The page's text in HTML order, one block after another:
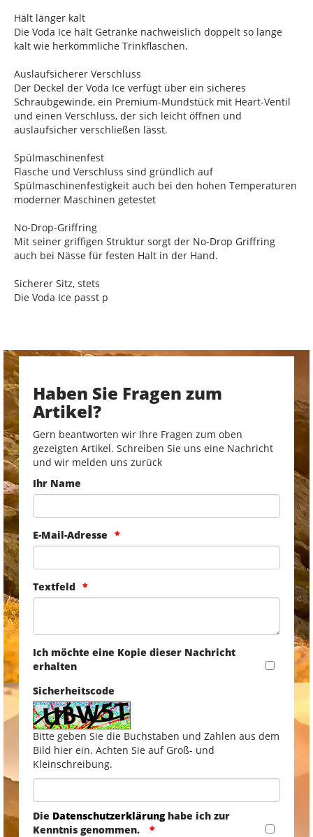
Hält länger kalt
Die Voda Ice hält Getränke nachweislich doppelt so lange
kalt wie herkömmliche Trinkflaschen.
Auslaufsicherer Verschluss
Der Deckel der Voda Ice verfügt über ein sicheres
Schraubgewinde, ein Premium-Mundstück mit Heart-Ventil
und einen Verschluss, der sich leicht öffnen und
auslaufsicher verschließen lässt.
Spülmaschinenfest
Flasche und Verschluss sind gründlich auf
Spülmaschinenfestigkeit auch bei den hohen Temperaturen
moderner Maschinen getestet
No-Drop-Griffring
Mit seiner griffigen Struktur sorgt der No-Drop Griffring
auch bei Nässe für festen Halt in der Hand.
Sicherer Sitz, stets
Die Voda Ice passt p
Haben Sie Fragen zum
Artikel?
Gern beantworten wir Ihre Fragen zum oben
gezeigten Artikel. Schreiben Sie uns eine Nachricht
und wir melden uns zurück
Ihr Name
E-Mail-Adresse
Textfeld
Ich möchte eine Kopie dieser Nachricht
erhalten
Sicherheitscode
Bitte geben Sie die Buchstaben und Zahlen aus dem
Bild hier ein. Achten Sie auf Groß- und
Kleinschreibung.
Die Datenschutzerklärunghabe ich zur
Kenntnis genommen.